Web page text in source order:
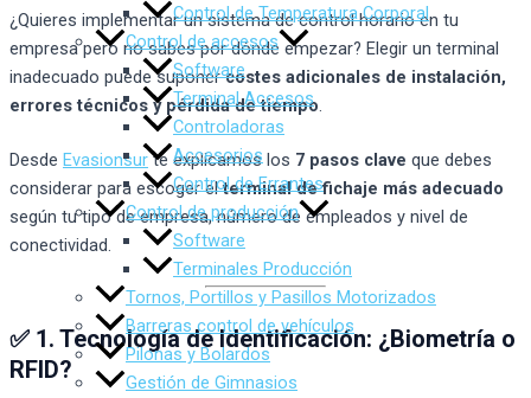
Control de Temperatura Corporal
Control de accesos
Software
Terminal Accesos
Controladoras
Accesorios
Control de Errantes
Control de producción
Software
Terminales Producción
Tornos, Portillos y Pasillos Motorizados
Barreras control de vehículos
Pilonas y Bolardos
Gestión de Gimnasios
¿Quieres implementar un sistema de control horario en tu
empresa pero no sabes por dónde empezar? Elegir un terminal
inadecuado puede suponercostes adicionales de instalación,
errores técnicos y pérdida de tiempo.
Desde Evasionsurte explicamos los 7 pasos clave que debes
considerar para escoger elterminal de fichaje más adecuado
según tu tipo de empresa, número de empleados y nivel de
conectividad.
✅ 1. Tecnología de Identificación: ¿Biometría o
RFID?